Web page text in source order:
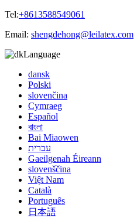
Tel:+8613588549061
Email: shengdehong@leilatex.com
Language
dansk
Polski
slovenčina
Cymraeg
Español
বাংলা
Bai Miaowen
עברית
Gaeilgenah Éireann
slovenščina
Việt Nam
Català
Português
日本語